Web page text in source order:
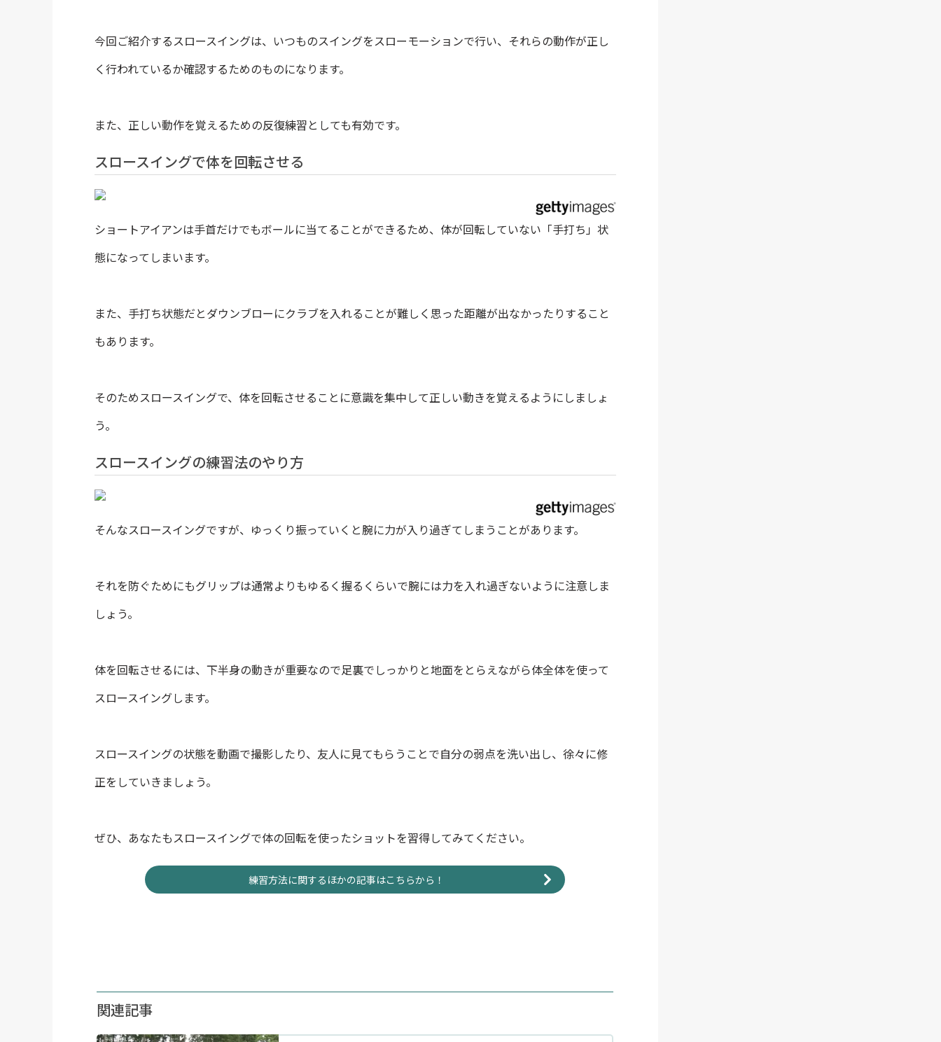
今回ご紹介するスロースイングは、いつものスイングをスローモーションで行い、それらの動作が正し
く行われているか確認するためのものになります。
また、正しい動作を覚えるための反復練習としても有効です。
スロースイングで体を回転させる
ショートアイアンは手首だけでもボールに当てることができるため、体が回転していない「手打ち」状
態になってしまいます。
また、手打ち状態だとダウンブローにクラブを入れることが難しく思った距離が出なかったりすること
もあります。
そのためスロースイングで、体を回転させることに意識を集中して正しい動きを覚えるようにしましょ
う。
スロースイングの練習法のやり方
そんなスロースイングですが、ゆっくり振っていくと腕に力が入り過ぎてしまうことがあります。
それを防ぐためにもグリップは通常よりもゆるく握るくらいで腕には力を入れ過ぎないように注意しま
しょう。
体を回転させるには、下半身の動きが重要なので足裏でしっかりと地面をとらえながら体全体を使って
スロースイングします。
スロースイングの状態を動画で撮影したり、友人に見てもらうことで自分の弱点を洗い出し、徐々に修
正をしていきましょう。
ぜひ、あなたもスロースイングで体の回転を使ったショットを習得してみてください。
練習方法に関するほかの記事はこちらから！
関連記事